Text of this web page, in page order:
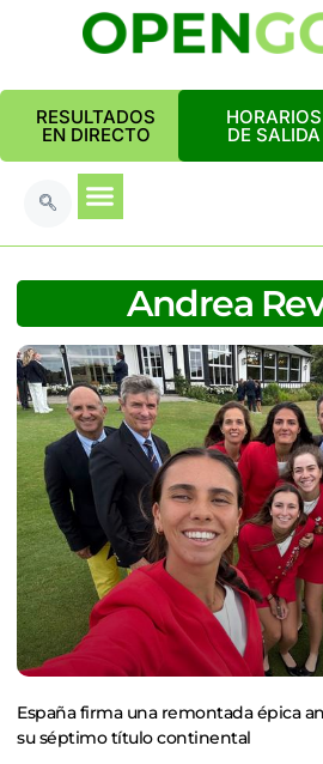
RESULTADOS
EN DIRECTO
HORARIOS
DE SALIDA
Andrea
España firma una remontada épica
su séptimo título continental